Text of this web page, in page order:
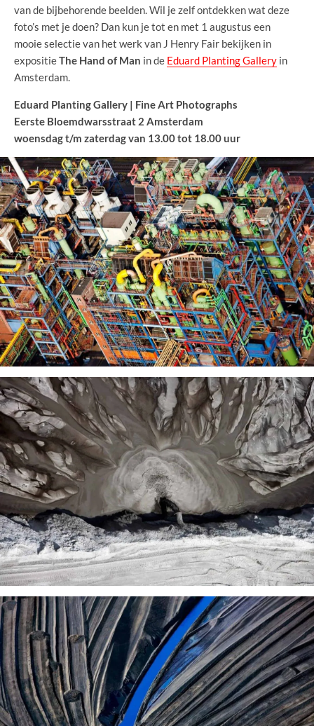
van de bijbehorende beelden. Wil je zelf ontdekken wat deze
foto’s met je doen? Dan kun je tot en met 1 augustus een
mooie selectie van het werk van J Henry Fair bekijken in
expositieThe Hand of Man in de Eduard Planting Gallery in
Amsterdam.
Eduard Planting Gallery | Fine Art Photographs
Eerste Bloemdwarsstraat 2 Amsterdam
woensdag t/m zaterdag van 13.00 tot 18.00 uur